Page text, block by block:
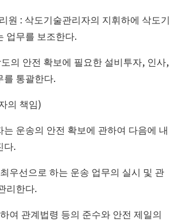
원 : 삭도기술관리자의 지휘하에 삭도기
업무를 보조한다.
의 안전 확보에 필요한 설비투자, 인사,
를 통괄한다.
의 책임)
는 운송의 안전 확보에 관하여 다음에 내
다.
우선으로 하는 운송 업무의 실시 및 관
리한다.
여 관계법령 등의 준수와 안전 제일의